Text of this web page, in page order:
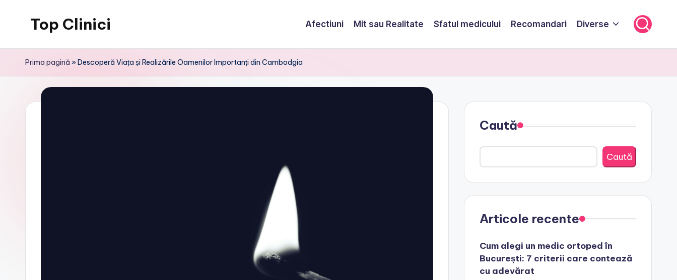
Top Clinici Afectiuni Mit sau Realitate Sfatul medicului Recomandari Diverse
Prima pagină »Descoperă Viața și Realizările Oamenilor Importanți din Cambodgia
Caută
Caută
Articole recente
Cum alegi un medic ortoped în
București: 7 criterii care contează
cu adevărat